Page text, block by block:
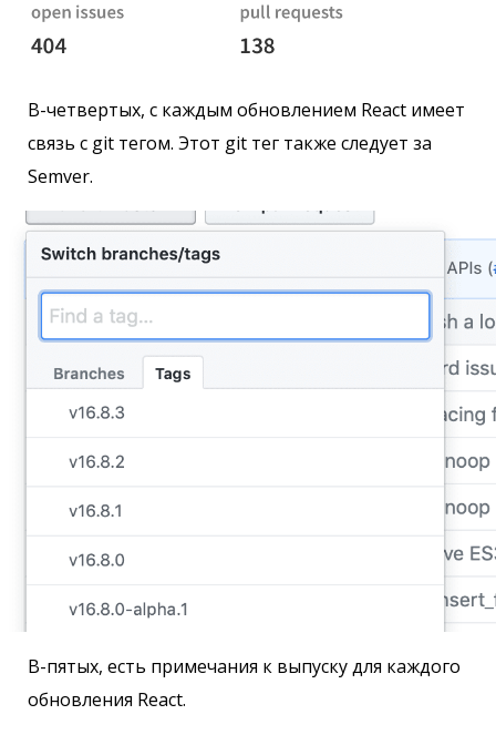
В-четвертых, с каждым обновлением React имеет
связь с git тегом. Этот git тег также следует за
Semver.
В-пятых, есть примечания к выпуску для каждого
обновления React.